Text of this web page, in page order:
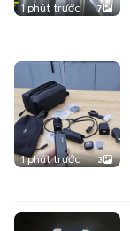
1 phút trước 7
1 phút trước 3